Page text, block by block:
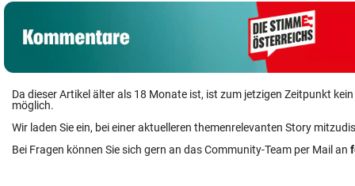
Da dieser Artikel älter als 18 Monate ist, ist zum jetzigen Zeitpunkt
möglich.
Wir laden Sie ein, bei einer aktuelleren themenrelevanten Story
Bei Fragen können Sie sich gern an das Community-Team per Mail an